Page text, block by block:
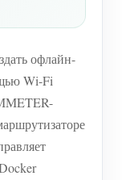
офлайн-
Wi-Fi